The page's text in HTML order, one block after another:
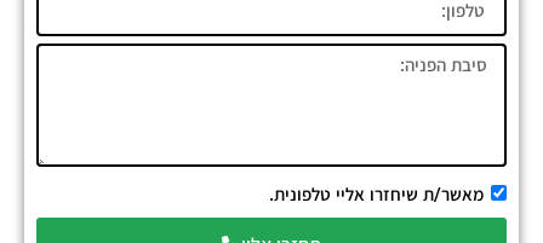
מאשר/ת שיחזרו אליי טלפונית.